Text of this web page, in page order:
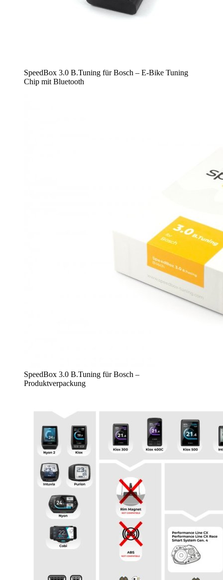
SpeedBox 3.0 B.Tuning für Bosch – E-Bike Tuning
Chip mit Bluetooth
SpeedBox 3.0 B.Tuning für Bosch –
Produktverpackung